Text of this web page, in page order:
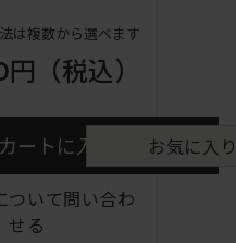
は複数から選べます
円 （税込）
カートに入れる お気に入
ついて問い合わ
せる